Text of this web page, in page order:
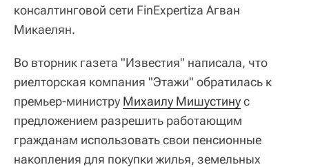
консалтинговой сети FinExpertiza Агван
Микаелян.
Во вторник газета "Известия" написала, что
риелторская компания "Этажи" обратилась к
премьер-министру Михаилу Мишустинус
предложением разрешить работающим
гражданам использовать свои пенсионные
накопления для покупки жилья, земельных